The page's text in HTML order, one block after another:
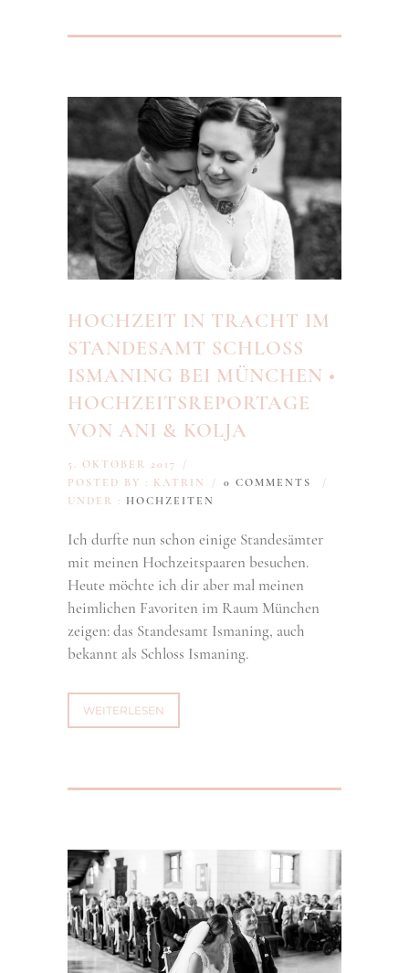
HOCHZEIT IN TRACHT IM
STANDESAMT SCHLOSS
ISMANING BEI MÜNCHEN •
HOCHZEITSREPORTAGE
VON ANI & KOLJA
5. OKTOBER 2017
/
POSTED BY : KATRIN
/ 0 COMMENTS
/
UNDER : HOCHZEITEN
Ich durfte nun schon einige Standesämter
mit meinen Hochzeitspaaren besuchen.
Heute möchte ich dir aber mal meinen
heimlichen Favoriten im Raum München
zeigen: das Standesamt Ismaning, auch
bekannt als Schloss Ismaning.
WEITERLESEN